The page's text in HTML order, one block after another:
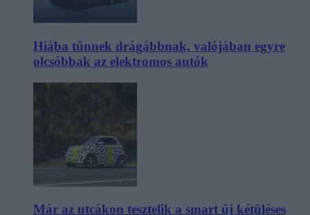
Hiába tűnnek drágábbnak, valójában egyre
olcsóbbak az elektromos autók
Már az utcákon tesztelik a smart új kétüléses